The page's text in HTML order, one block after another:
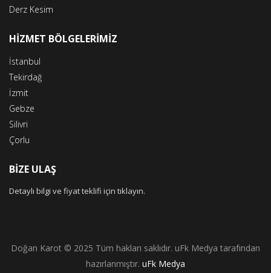
Derz Kesim
HİZMET BÖLGELERİMİZ
İstanbul
Tekirdağ
İzmit
Gebze
Silivri
Çorlu
BİZE ULAŞ
Detaylı bilgi ve fiyat teklifi için tıklayın.
Doğan Karot © 2025 Tüm hakları saklıdır. uFk Medya tarafından
hazırlanmıştır. uFk Medya